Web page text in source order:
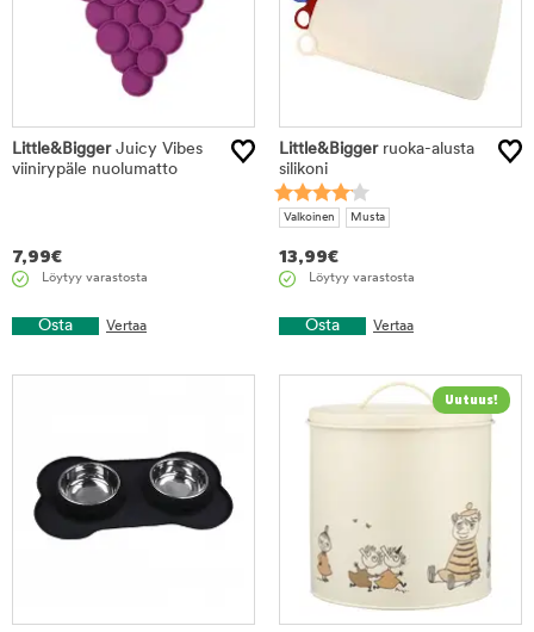
Little&BiggerJuicy Vibes
viinirypäle nuolumatto
7,99€
Löytyy varastosta
Osta Vertaa
Little&Biggerruoka-alusta
silikoni
Valkoinen Musta
13,99€
Löytyy varastosta
Osta Vertaa